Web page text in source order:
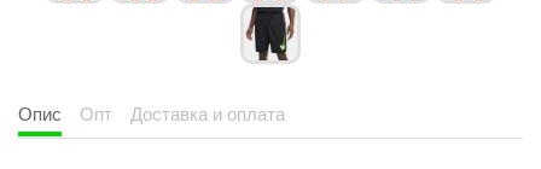
Опис Опт Доставка и оплата